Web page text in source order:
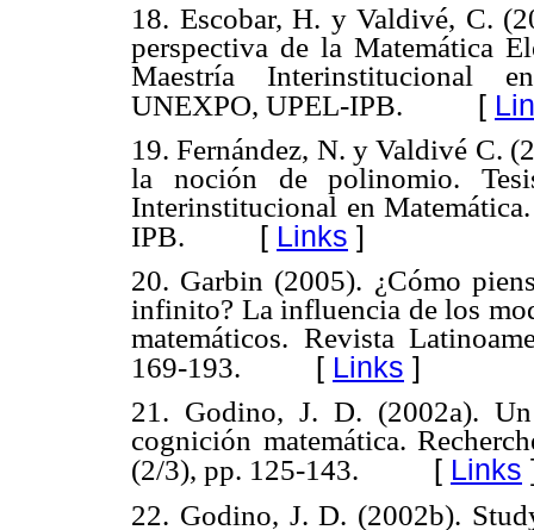
18. Escobar, H. y Valdivé, C.
perspectiva de la Matemática
Maestría Interinstitucional
UNEXPO, UPEL-IPB. [
19. Fernández, N. y Valdivé C.
la noción de polinomio.
Interinstitucional en
IPB. [ Links ]
20. Garbin (2005). ¿Cómo
infinito? La influencia de los
matemáticos. Revista
169-193. [ Links ]
21. Godino, J. D. (2002a).
cognición matemática.
(2/3), pp. 125-143. [ Links
22. Godino, J. D. (2002b).